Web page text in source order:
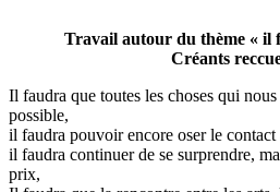
Travail autour du thème « il
Créants
Il faudra que toutes les choses qui
possible,
il faudra pouvoir encore oser le
il faudra continuer de se surprendre,
prix,